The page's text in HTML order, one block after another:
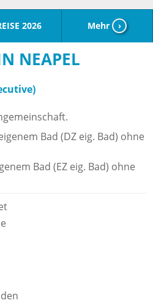
2026 Mehr ›
NEAPEL
Bad (DZ eig. Bad) ohne
Bad (EZ eig. Bad) ohne